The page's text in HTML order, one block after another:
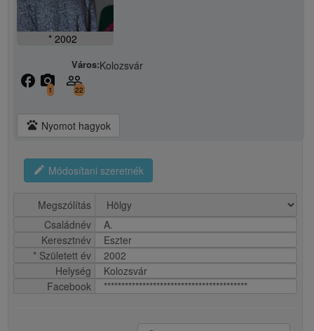
* 2002
Város:Kolozsvár
facebook camera_alt
1
people_outline
22
pets Nyomot hagyok
edit Módosítani szeretnék
Megszólítás
Családnév
A.
Keresztnév
Eszter
* Született év
2002
Helység
Kolozsvár
Facebook
*****************************************